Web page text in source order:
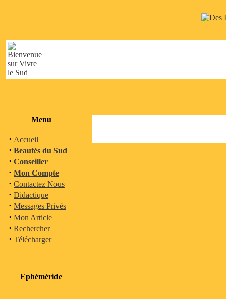
Menu
· Accueil
· Beautés du Sud
· Conseiller
· Mon Compte
· Contactez Nous
· Didactique
· Messages Privés
· Mon Article
· Rechercher
· Télécharger
Ephéméride